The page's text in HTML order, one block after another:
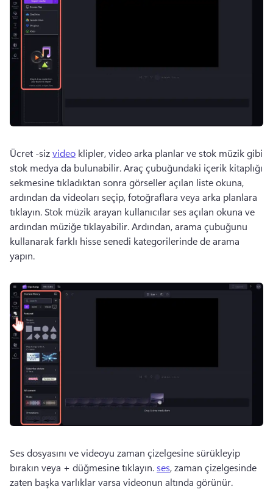
Ücret -siz video klipler, video arka planlar ve stok müzik gibi
stok medya da bulunabilir. Araç çubuğundaki içerik kitaplığı
sekmesine tıkladıktan sonra görseller açılan liste okuna,
ardından da videoları seçip, fotoğraflara veya arka planlara
tıklayın. Stok müzik arayan kullanıcılar ses açılan okuna ve
ardından müziğe tıklayabilir. Ardından, arama çubuğunu
kullanarak farklı hisse senedi kategorilerinde de arama
yapın.
Ses dosyasını ve videoyu zaman çizelgesine sürükleyip
bırakın veya + düğmesine tıklayın. ses, zaman çizelgesinde
zaten başka varlıklar varsa videonun altında görünür.